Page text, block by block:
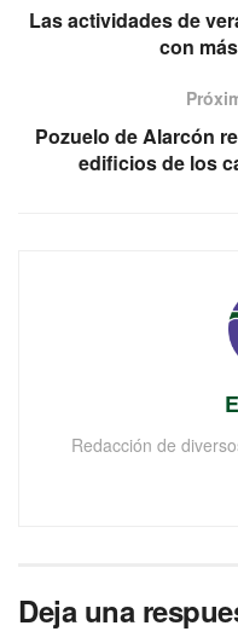
Las actividades de
con
Pozuelo de Alarcón
edificios de los
Redacción de
Deja una